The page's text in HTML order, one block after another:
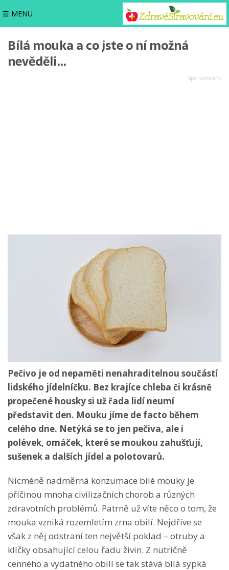
☰ MENU
Bílá mouka a co jste o ní možná
nevěděli…
Pečivo je od nepaměti nenahraditelnou součástí
lidského jídelníčku. Bez krajíce chleba či krásně
propečené housky si už řada lidí neumí
představit den. Mouku jíme de facto během
celého dne. Netýká se to jen pečiva, ale i
polévek, omáček, které se moukou zahušťují,
sušenek a dalších jídel a polotovarů.
Nicméně nadměrná konzumace bílé mouky je
příčinou mnoha civilizačních chorob a různých
zdravotních problémů. Patrně už víte něco o tom, že
mouka vzniká rozemletím zrna obilí. Nejdříve se
však z něj odstraní ten největší poklad – otruby a
klíčky obsahující celou řadu živin. Z nutričně
cenného a vydatného obilí se tak stává bílá sypká